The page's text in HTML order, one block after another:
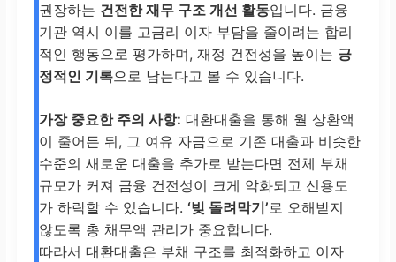
권장하는 건전한 재무 구조 개선 활동입니다. 금융
기관 역시 이를 고금리 이자 부담을 줄이려는 합리
적인 행동으로 평가하며, 재정 건전성을 높이는 긍
정적인 기록으로 남는다고 볼 수 있습니다.
가장 중요한 주의 사항: 대환대출을 통해 월 상환액
이 줄어든 뒤, 그 여유 자금으로 기존 대출과 비슷한
수준의 새로운 대출을 추가로 받는다면 전체 부채
규모가 커져 금융 건전성이 크게 악화되고 신용도
가 하락할 수 있습니다.‘빚 돌려막기’로 오해받지
않도록 총 채무액 관리가 중요합니다.
따라서 대환대출은 부채 구조를 최적화하고 이자